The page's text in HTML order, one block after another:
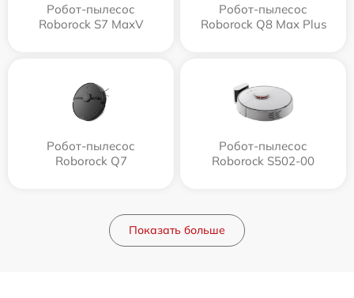
Робот-пылесос
Roborock S7 MaxV
Робот-пылесос
Roborock Q8 Max Plus
Робот-пылесос
Roborock Q7
Робот-пылесос
Roborock S502-00
Показать больше